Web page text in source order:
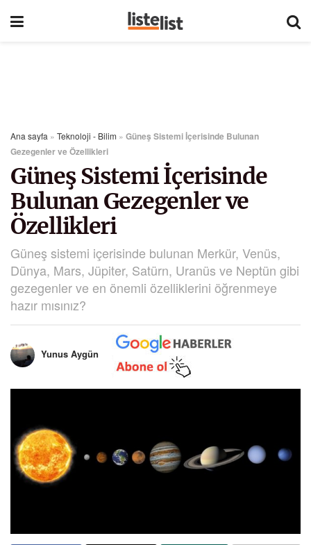
Ana sayfa » Teknoloji - Bilim » Güneş Sistemi İçerisinde Bulunan
Gezegenler ve Özellikleri
Güneş Sistemi İçerisinde
Bulunan Gezegenler ve
Özellikleri
Güneş sistemi içerisinde bulunan Merkür, Venüs,
Dünya, Mars, Jüpiter, Satürn, Uranüs ve Neptün gibi
gezegenler ve en önemli özelliklerini öğrenmeye
hazır mısınız?
Yunus Aygün